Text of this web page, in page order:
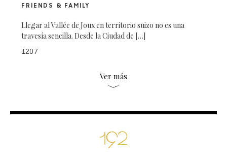
FRIENDS & FAMILY
Llegar al Vallée de Joux en territorio suizo no es una
travesía sencilla. Desde la Ciudad de […]
1207
Ver más